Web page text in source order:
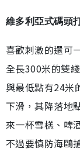
維多利亞式碼頭
喜歡刺激的還可
全長300米的雙
與最低點有24米
下滑，其降落地
來一杯雪榚、啤
不過要慎防海鷗